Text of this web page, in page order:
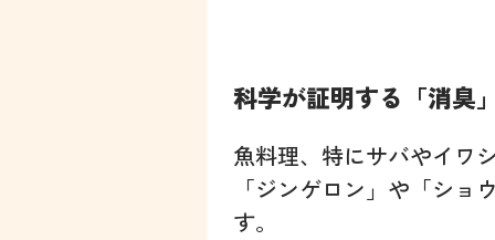
科学が証明する「消臭
魚料理、特にサバやイワ
「ジンゲロン」や「シ
す。